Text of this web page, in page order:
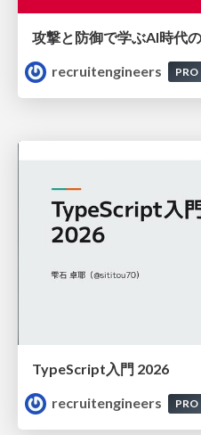
recruitengineers
PRO
TypeScript入門 2026
recruitengineers
PRO